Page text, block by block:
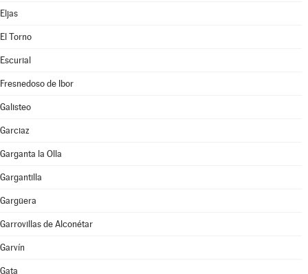
Eljas
El Torno
Escurial
Fresnedoso de Ibor
Galisteo
Garciaz
Garganta la Olla
Gargantilla
Gargüera
Garrovillas de Alconétar
Garvín
Gata